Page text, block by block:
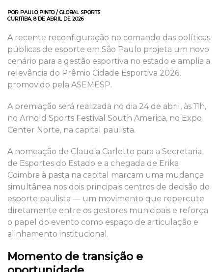
POR PAULO PINTO / GLOBAL SPORTS
CURITIBA, 8 DE ABRIL DE 2026
A recente reconfiguração no comando das políticas
públicas de esporte em São Paulo projeta um novo
cenário para a gestão esportiva no estado e amplia a
relevância do Prêmio Cidade Esportiva 2026,
promovido pela ASEMESP.
A premiação será realizada no dia 24 de abril, às 11h,
no Arnold Sports Festival South America, no Expo
Center Norte, na capital paulista.
A nomeação de Claudia Carletto para a Secretaria
de Esportes do Estado e a chegada de Erika
Coimbra à pasta na capital marcam uma mudança
simultânea nos dois principais centros de decisão do
esporte paulista — um movimento que repercute
diretamente entre os gestores municipais e reforça
o papel do evento como espaço de articulação e
alinhamento institucional.
Momento de transição e